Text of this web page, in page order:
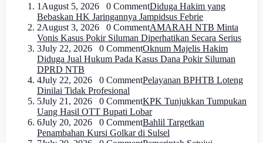
1 August 5, 2026 0 CommentDiduga Hakim yang
Bebaskan HK Jaringannya Jampidsus Febrie
2August 3, 2026 0 CommentAMARAH NTB Minta
Vonis Kasus Pokir Siluman Diperhatikan Secara Serius
3July 22, 2026 0 CommentOknum Majelis Hakim
Diduga Jual Hukum Pada Kasus Dana Pokir Siluman
DPRD NTB
4July 22, 2026 0 CommentPelayanan BPHTB Loteng
Dinilai Tidak Profesional
5July 21, 2026 0 CommentKPK Tunjukkan Tumpukan
Uang Hasil OTT Bupati Lobar
6July 20, 2026 0 CommentBahlil Targetkan
Penambahan Kursi Golkar di Sulsel